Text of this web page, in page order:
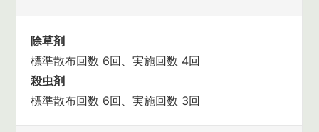
除草剤
標準散布回数 6回、実施回数 4回
殺虫剤
標準散布回数 6回、実施回数 3回